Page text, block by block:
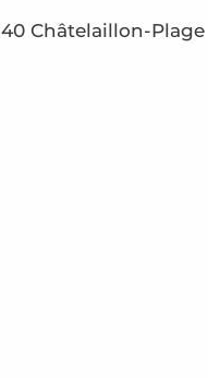
Châtelaillon-Plage